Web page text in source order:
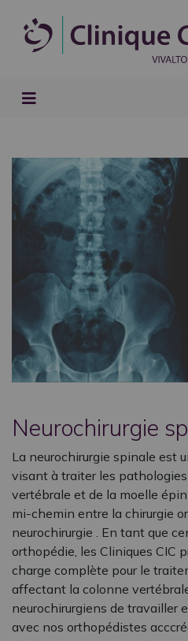
Neurochirurgie
La neurochirurgie spinale est
visant à traiter les
vertébrale et de la moelle
mi-chemin entre la chirurgie
neurochirurgie . En tant que
orthopédie, les Cliniques CIC
charge complète pour le
affectant la colonne
neurochirurgiens de travailler
avec nos orthopédistes